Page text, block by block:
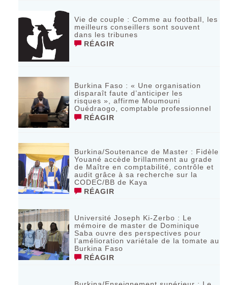
Vie de couple : Comme au football, les
meilleurs conseillers sont souvent
dans les tribunes
RÉAGIR
Burkina Faso : « Une organisation
disparaît faute d’anticiper les
risques », affirme Moumouni
Ouédraogo, comptable professionnel
RÉAGIR
Burkina/Soutenance de Master : Fidèle
Youané accède brillamment au grade
de Maître en comptabilité, contrôle et
audit grâce à sa recherche sur la
CODEC/BB de Kaya
RÉAGIR
Université Joseph Ki-Zerbo : Le
mémoire de master de Dominique
Saba ouvre des perspectives pour
l’amélioration variétale de la tomate au
Burkina Faso
RÉAGIR